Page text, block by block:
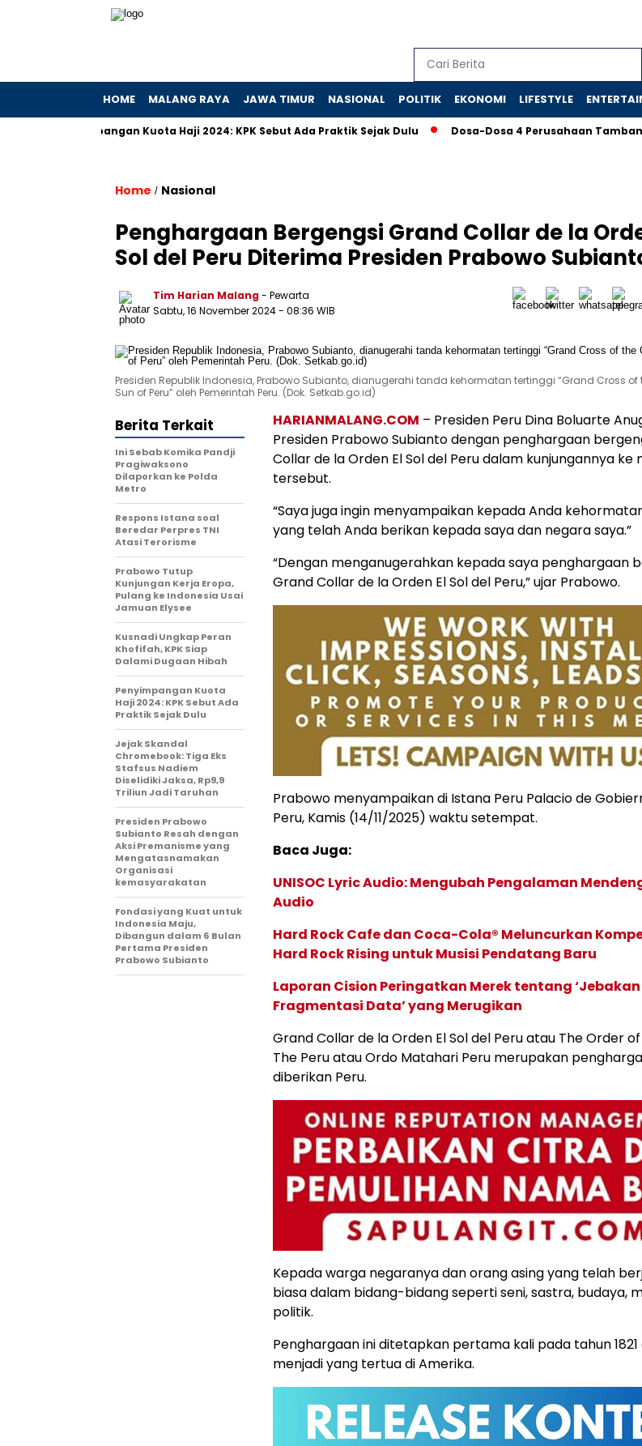
HOME MALANG RAYA JAWA TIMUR NASIONAL POLITIK EKONOMI LIFESTYLE
Penyimpangan Kuota Haji 2024: KPK Sebut Ada Praktik Sejak Dulu Dosa-Dosa 4 Perusahaan Tambang
Home / Nasional
Penghargaan Bergengsi Grand Collar de la
Sol del Peru Diterima Presiden Prabowo
Tim Harian Malang- Pewarta
Sabtu, 16 November 2024- 08:36 WIB
Presiden Republik Indonesia, Prabowo Subianto, dianugerahi tanda kehormatan tertinggi “Grand Cross of
Sun of Peru” oleh Pemerintah Peru. (Dok. Setkab.go.id)
HARIANMALANG.COM – Presiden Peru Dina Boluarte
Presiden Prabowo Subianto dengan penghargaan
Collar de la Orden El Sol del Peru dalam kunjungannya ke
tersebut.
“Saya juga ingin menyampaikan kepada Anda
yang telah Anda berikan kepada saya dan negara saya.”
“Dengan menganugerahkan kepada saya penghargaan
Grand Collar de la Orden El Sol del Peru,” ujar Prabowo.
Prabowo menyampaikan di Istana Peru Palacio de
Peru, Kamis (14/11/2025) waktu setempat.
Baca Juga:
UNISOC Lyric Audio: Mengubah Pengalaman
Audio
Hard Rock Cafe dan Coca-Cola® Meluncurkan
Hard Rock Rising untuk Musisi Pendatang Baru
Laporan Cision Peringatkan Merek tentang ‘Jebakan
Fragmentasi Data’ yang Merugikan
Grand Collar de la Orden El Sol del Peru atau The Order
The Peru atau Ordo Matahari Peru merupakan
diberikan Peru.
Kepada warga negaranya dan orang asing yang telah
biasa dalam bidang-bidang seperti seni, sastra, budaya,
politik.
Penghargaan ini ditetapkan pertama kali pada tahun 1821
menjadi yang tertua di Amerika.
Berita Terkait
Ini Sebab Komika Pandji
Pragiwaksono
Dilaporkan ke Polda
Metro
Respons Istana soal
Beredar Perpres TNI
Atasi Terorisme
Prabowo Tutup
Kunjungan Kerja Eropa,
Pulang ke Indonesia Usai
Jamuan Elysee
Kusnadi Ungkap Peran
Khofifah, KPK Siap
Dalami Dugaan Hibah
Penyimpangan Kuota
Haji 2024: KPK Sebut Ada
Praktik Sejak Dulu
Jejak Skandal
Chromebook: Tiga Eks
Stafsus Nadiem
Diselidiki Jaksa, Rp9,9
Triliun Jadi Taruhan
Presiden Prabowo
Subianto Resah dengan
Aksi Premanisme yang
Mengatasnamakan
Organisasi
kemasyarakatan
Fondasi yang Kuat untuk
Indonesia Maju,
Dibangun dalam 6 Bulan
Pertama Presiden
Prabowo Subianto